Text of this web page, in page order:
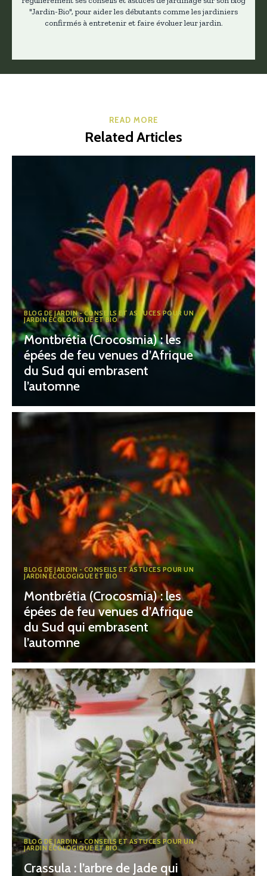
"Jardin-Bio", pour aider les débutants comme les jardiniers
confirmés à entretenir et faire évoluer leur jardin.
READ MORE
Related Articles
BLOG DE JARDIN - CONSEILS ET ASTUCES POUR UN
JARDIN ÉCOLOGIQUE ET BIO
Montbrétia (Crocosmia) : les
épées de feu venues d’Afrique
du Sud qui embrasent
l’automne
BLOG DE JARDIN - CONSEILS ET ASTUCES POUR UN
JARDIN ÉCOLOGIQUE ET BIO
Montbrétia (Crocosmia) : les
épées de feu venues d’Afrique
du Sud qui embrasent
l’automne
BLOG DE JARDIN - CONSEILS ET ASTUCES POUR UN
JARDIN ÉCOLOGIQUE ET BIO
Crassula : l’arbre de Jade qui